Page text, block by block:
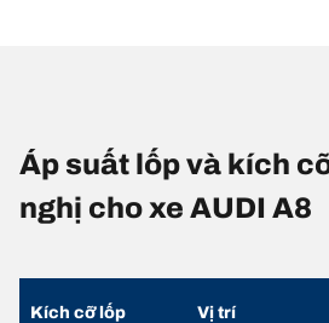
Áp suất lốp và kích
nghị cho xe AUDI A8
Kích cỡ lốp Vị trí